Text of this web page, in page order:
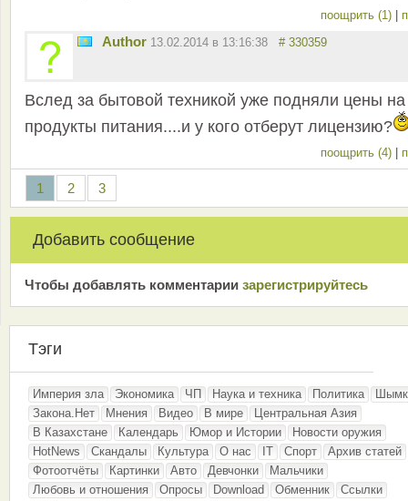
поощрить (1)
Author 13.02.2014 в 13:16:38 # 330359
Вслед за бытовой техникой уже подняли цены на
продукты питания....и у кого отберут лицензию?
поощрить (4)
1 2 3
Добавить сообщение
Чтобы добавлять комментарии зарeгиcтрирyйтeсь
Тэги
Империя зла Экономика ЧП Наука и техника Политика
Закона.Нет
Мнения Видео В мире
Центральная Азия
В Казахстане
Календарь Юмор и Истории
Новости оружия
HotNews
Скандалы Культура О нас IT Спорт
Архив статей
Фотоотчёты
Картинки Авто Девчонки
Мальчики
Любовь и отношения
Опросы Download Обменник
Ссылки